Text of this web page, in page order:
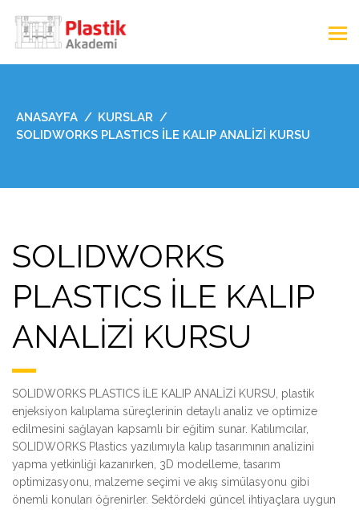
ANASAYFA
KURSLAR
SOLIDWORKS PLASTICS İLE KALIP ANALİZİ KURSU
SOLIDWORKS
PLASTICS İLE KALIP
ANALİZİ KURSU
SOLIDWORKS PLASTICS İLE KALIP ANALİZİ KURSU, plastik
enjeksiyon kalıplama süreçlerinin detaylı analiz ve optimize
edilmesini sağlayan kapsamlı bir eğitim sunar. Katılımcılar,
SOLIDWORKS Plastics yazılımıyla kalıp tasarımının analizini
yapma yetkinliği kazanırken, 3D modelleme, tasarım
optimizasyonu, malzeme seçimi ve akış simülasyonu gibi
önemli konuları öğrenirler. Sektördeki güncel ihtiyaçlara uygun